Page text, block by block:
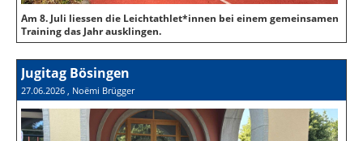
Am 8. Juli liessen die Leichtathlet*innen bei einem gemeinsamen
Training das Jahr ausklingen.
Jugitag Bösingen
27.06.2026 , Noëmi Brügger